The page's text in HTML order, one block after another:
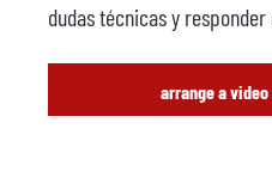
Fabricante
Modelo
Sistema de control
dudas técnicas y
arrange a